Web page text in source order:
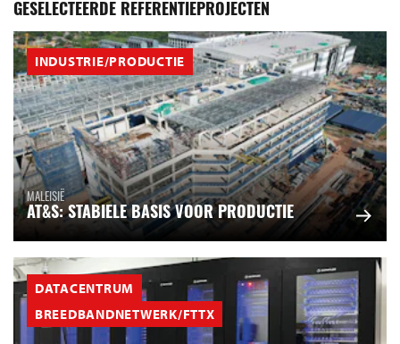
GESELECTEERDE REFERENTIEPROJECTEN
INDUSTRIE/PRODUCTIE
MALEISIË
AT&S: STABIELE BASIS VOOR PRODUCTIE
DATACENTRUM
BREEDBANDNETWERK/FTTX